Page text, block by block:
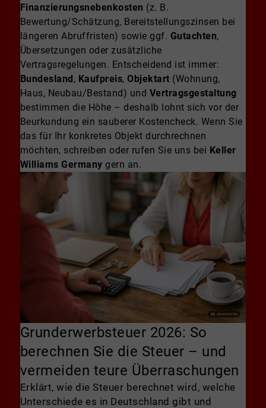
Finanzierungsnebenkosten (z. B.
Bewertung/Schätzung, Bereitstellungszinsen bei
längeren Abruffristen) sowie ggf. Gutachten,
Übersetzungen oder zusätzliche
Vertragsregelungen. Entscheidend ist immer:
Bundesland, Kaufpreis,Objektart (Wohnung,
Haus, Neubau/Bestand) und Vertragsgestaltung
bestimmen die Höhe – deshalb lohnt sich vor der
Beurkundung ein sauberer Kostencheck. Wenn Sie
das für Ihr konkretes Objekt durchrechnen
möchten, schreiben oder rufen Sie uns bei Keller
Williams Germany gern an.
Grunderwerbsteuer 2026: So
berechnen Sie die Steuer – und
vermeiden teure Überraschungen
Erklärt, wie die Steuer berechnet wird, welche
Unterschiede es in Deutschland gibt und